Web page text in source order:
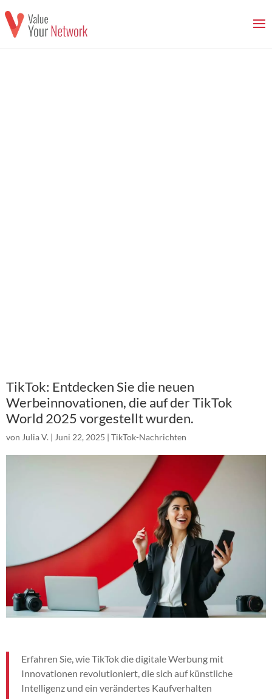
TikTok: Entdecken Sie die neuen
Werbeinnovationen, die auf der TikTok
World 2025 vorgestellt wurden.
von Julia V. | Juni 22, 2025 | TikTok-Nachrichten
Erfahren Sie, wie TikTok die digitale Werbung mit
Innovationen revolutioniert, die sich auf künstliche
Intelligenz und ein verändertes Kaufverhalten